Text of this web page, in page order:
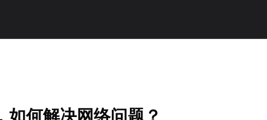
如何解决网络问题？